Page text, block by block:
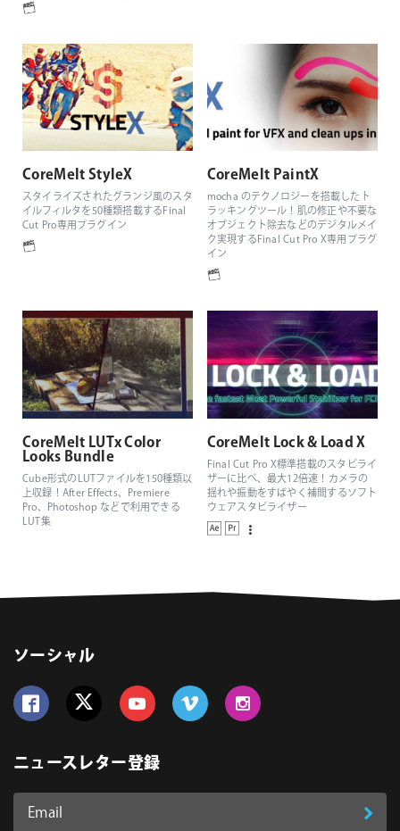
CoreMelt StyleX
スタイライズされたグランジ風のスタ
イルフィルタを50種類搭載するFinal
Cut Pro専用プラグイン
CoreMelt PaintX
mocha のテクノロジーを搭載したト
ラッキングツール！肌の修正や不要な
オブジェクト除去などのデジタルメイ
ク実現するFinal Cut Pro X専用プラグ
イン
CoreMelt LUTx Color
Looks Bundle
Cube形式のLUTファイルを150種類以
上収録！After Effects、Premiere
Pro、Photoshop などで利用できる
LUT集
CoreMelt Lock & Load X
Final Cut Pro X標準搭載のスタビライ
ザーに比べ、最大12倍速！カメラの
揺れや振動をすばやく補間するソフト
ウェアスタビライザー
ソーシャル
ニュースレター登録
Email
登